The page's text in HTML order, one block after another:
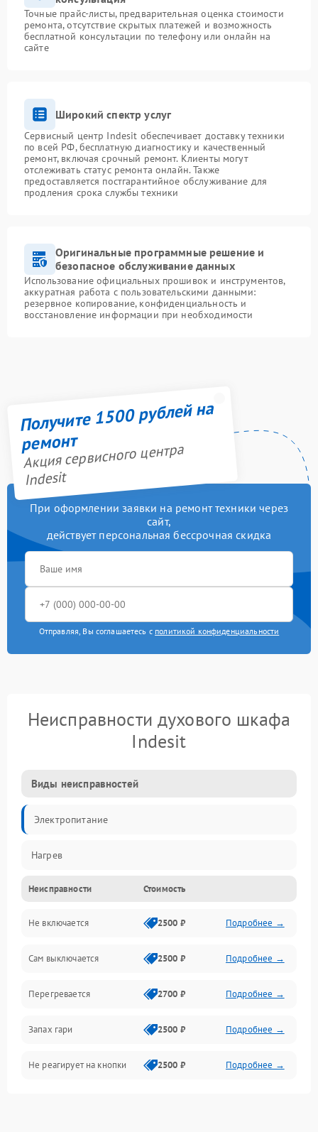
Точные прайс-листы, предварительная оценка стоимости
ремонта, отсутствие скрытых платежей и возможность
бесплатной консультации по телефону или онлайн на
сайте
Широкий спектр услуг
Сервисный центр Indesit обеспечивает доставку техники
по всей РФ, бесплатную диагностику и качественный
ремонт, включая срочный ремонт. Клиенты могут
отслеживать статус ремонта онлайн. Также
предоставляется постгарантийное обслуживание для
продления срока службы техники
Оригинальные программные решение и
безопасное обслуживание данных
Использование официальных прошивок и инструментов,
аккуратная работа с пользовательскими данными:
резервное копирование, конфиденциальность и
восстановление информации при необходимости
Получите 1500 рублей на
ремонт
Акция сервисного центра
Indesit
При оформлении заявки на ремонт техники через
сайт,
действует персональная бессрочная скидка
Отправляя, Вы соглашаетесь с политикой конфиденциальности
Неисправности духового шкафа
Indesit
Виды неисправностей
Электропитание
Нагрев
Неисправности Стоимость
Не включается 2500 ₽ Подробнее →
Сам выключается 2500 ₽ Подробнее →
Перегревается 2700 ₽ Подробнее →
Запах гари 2500 ₽ Подробнее →
Не реагирует на кнопки 2500 ₽ Подробнее →